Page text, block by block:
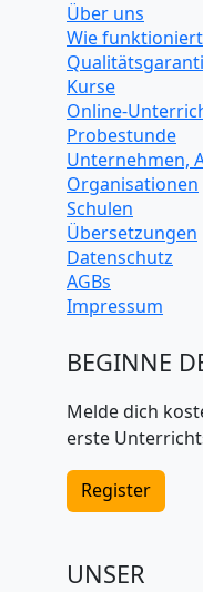
Über uns
Wie
Kurse
Online-
Probestunde
Unternehmen,
Organisationen
Schulen
Übersetzungen
Datenschutz
AGBs
Impressum
BEGINNE
Melde dich
erste
Register
UNSER